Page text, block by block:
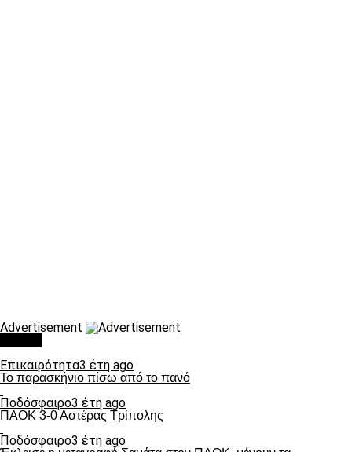
Advertisement
Επικαιρότητα3 έτη ago
Το παρασκήνιο πίσω από το πανό
Ποδόσφαιρο3 έτη ago
ΠΑΟΚ 3-0 Αστέρας Τρίπολης
Ποδόσφαιρο3 έτη ago